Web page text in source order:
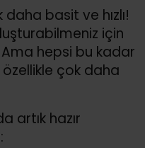
basit ve hızlı!
için
Ama hepsi bu kadar
çok daha
artık hazır